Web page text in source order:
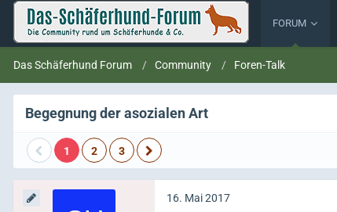
FORUM
Das Schäferhund Forum Community Foren-Talk
Begegnung der asozialen Art
1 2 3
16. Mai 2017